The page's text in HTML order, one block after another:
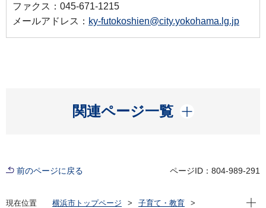
ファクス：045-671-1215
メールアドレス： ky-futokoshien@city.yokohama.lg.jp
関連ページ一覧
開く
前のページに戻る ページID：804-989-291
現在位置 横浜市トップページ
子育て・教育
現在